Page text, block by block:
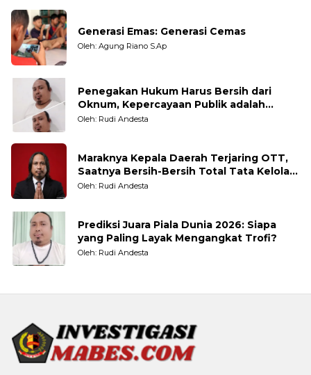
Generasi Emas: Generasi Cemas
Oleh: Agung Riano S.Ap
Penegakan Hukum Harus Bersih dari
Oknum, Kepercayaan Publik adalah
Taruhannya
Oleh: Rudi Andesta
Maraknya Kepala Daerah Terjaring OTT,
Saatnya Bersih-Bersih Total Tata Kelola
Pemerintahan
Oleh: Rudi Andesta
Prediksi Juara Piala Dunia 2026: Siapa
yang Paling Layak Mengangkat Trofi?
Oleh: Rudi Andesta